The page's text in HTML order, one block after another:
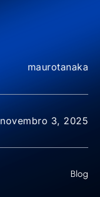
maurotanaka
novembro 3, 2025
Blog